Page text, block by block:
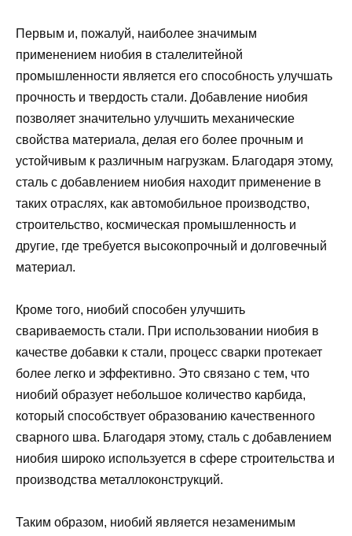
Первым и, пожалуй, наиболее значимым
применением ниобия в сталелитейной
промышленности является его способность улучшать
прочность и твердость стали. Добавление ниобия
позволяет значительно улучшить механические
свойства материала, делая его более прочным и
устойчивым к различным нагрузкам. Благодаря этому,
сталь с добавлением ниобия находит применение в
таких отраслях, как автомобильное производство,
строительство, космическая промышленность и
другие, где требуется высокопрочный и долговечный
материал.
Кроме того, ниобий способен улучшить
свариваемость стали. При использовании ниобия в
качестве добавки к стали, процесс сварки протекает
более легко и эффективно. Это связано с тем, что
ниобий образует небольшое количество карбида,
который способствует образованию качественного
сварного шва. Благодаря этому, сталь с добавлением
ниобия широко используется в сфере строительства и
производства металлоконструкций.
Таким образом, ниобий является незаменимым